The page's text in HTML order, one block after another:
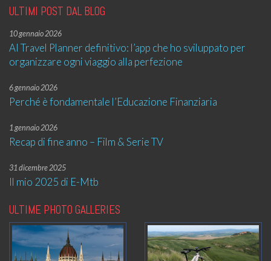
ULTIMI POST DAL BLOG
10 gennaio 2026
AI Travel Planner definitivo: l’app che ho sviluppato per
organizzare ogni viaggio alla perfezione
6 gennaio 2026
Perché è fondamentale l’Educazione Finanziaria
1 gennaio 2026
Recap di fine anno – Film & Serie TV
31 dicembre 2025
Il mio 2025 di E-Mtb
ULTIME PHOTO GALLERIES